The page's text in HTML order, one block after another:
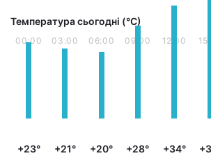
Температура сьогодні (°С)
00:00
+23°
03:00
+21°
06:00
+20°
09:00
+28°
12:00
+34°